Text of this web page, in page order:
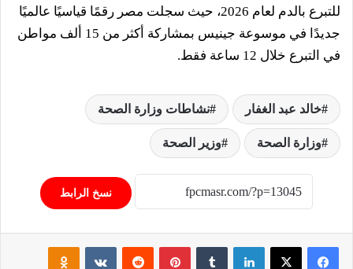
للتبرع بالدم لعام 2026، حيث سجلت مصر رقمًا قياسيًا عالميًا
جديدًا في موسوعة جينيس بمشاركة أكثر من 15 ألف مواطن
في التبرع خلال 12 ساعة فقط.
خالد عبد الغفار نشاطات وزارة الصحة
وزارة الصحة وزير الصحة
نسخ الرابط
فيسبوك ‫X لينكدإن بينتيريست